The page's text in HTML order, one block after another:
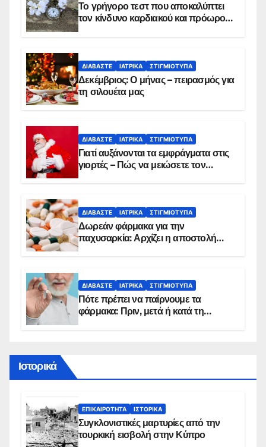
Το γρήγορο τεστ που αποκαλύπτει
τον κίνδυνο καρδιακού και πρόωρου
ΔΙΑΒΆΣΤΕ ΙΑΤΡΙΚΆ ΣΤΙΓΜΙΌΤΥΠΑ
Δεκέμβριος: Ο μήνας – πειρασμός για
τη σιλουέτα μας
ΔΙΑΒΆΣΤΕ ΙΑΤΡΙΚΆ ΣΤΙΓΜΙΌΤΥΠΑ
Γιατί αυξάνονται τα εμφράγματα στις
γιορτές – Πώς να μειώσετε τον
ΔΙΑΒΆΣΤΕ ΙΑΤΡΙΚΆ ΣΤΙΓΜΙΌΤΥΠΑ
Δωρεάν φάρμακα για την
παχυσαρκία: Αρχίζει η αποστολή
ΔΙΑΒΆΣΤΕ ΙΑΤΡΙΚΆ ΣΤΙΓΜΙΌΤΥΠΑ
Πότε πρέπει να παίρνουμε τα
φάρμακα: Πριν, μετά ή κατά τη
Ιστορικά
ΕΠΙΚΑΙΡΌΤΗΤΑ ΙΣΤΟΡΙΚΆ
Συγκλονιστικές μαρτυρίες από την
τουρκική εισβολή στην Κύπρο